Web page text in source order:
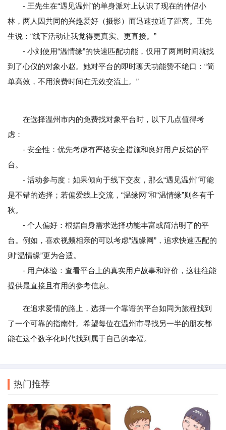
- 王先生在“遇见温州”的单身派对上认识了现在的伴侣小
林，两人因共同的兴趣爱好（摄影）而迅速拉近了距离。王先
生说：“线下活动让我觉得更真实、更直接。”
- 小刘使用“温情缘”的快速匹配功能，仅用了两周时间就找
到了心仪的对象小赵。她对平台的即时聊天功能赞不绝口：“简
单高效，不用浪费时间在无效交流上。”
在选择温州市内的免费找对象平台时，以下几点值得考
虑：
- 安全性：优先考虑有严格安全措施和良好用户反馈的平
台。
- 活动参与度：如果倾向于线下交友，那么“遇见温州”可能
是不错的选择；若偏爱线上交流，“温缘网”和“温情缘”则各有千
秋。
- 个人偏好：根据自身需求选择功能丰富或简洁明了的平
台。例如，喜欢视频相亲的可以考虑“温缘网”，追求快速匹配的
则“温情缘”更为合适。
- 用户体验：查看平台上的真实用户故事和评价，这往往能
提供最直接且有用的参考信息。
在追求爱情的路上，选择一个靠谱的平台如同为旅程找到
了一个可靠的指南针。希望每位在温州市寻找另一半的朋友都
能在这个数字化时代找到属于自己的幸福。
热门推荐